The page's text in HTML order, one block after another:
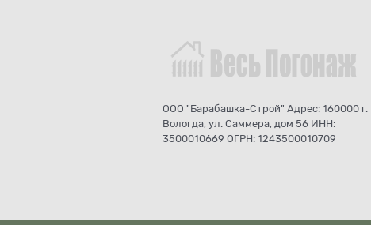
ООО "Барабашка-Строй" Адрес: 160000 г.
Вологда, ул. Саммера, дом 56 ИНН:
3500010669 ОГРН: 1243500010709